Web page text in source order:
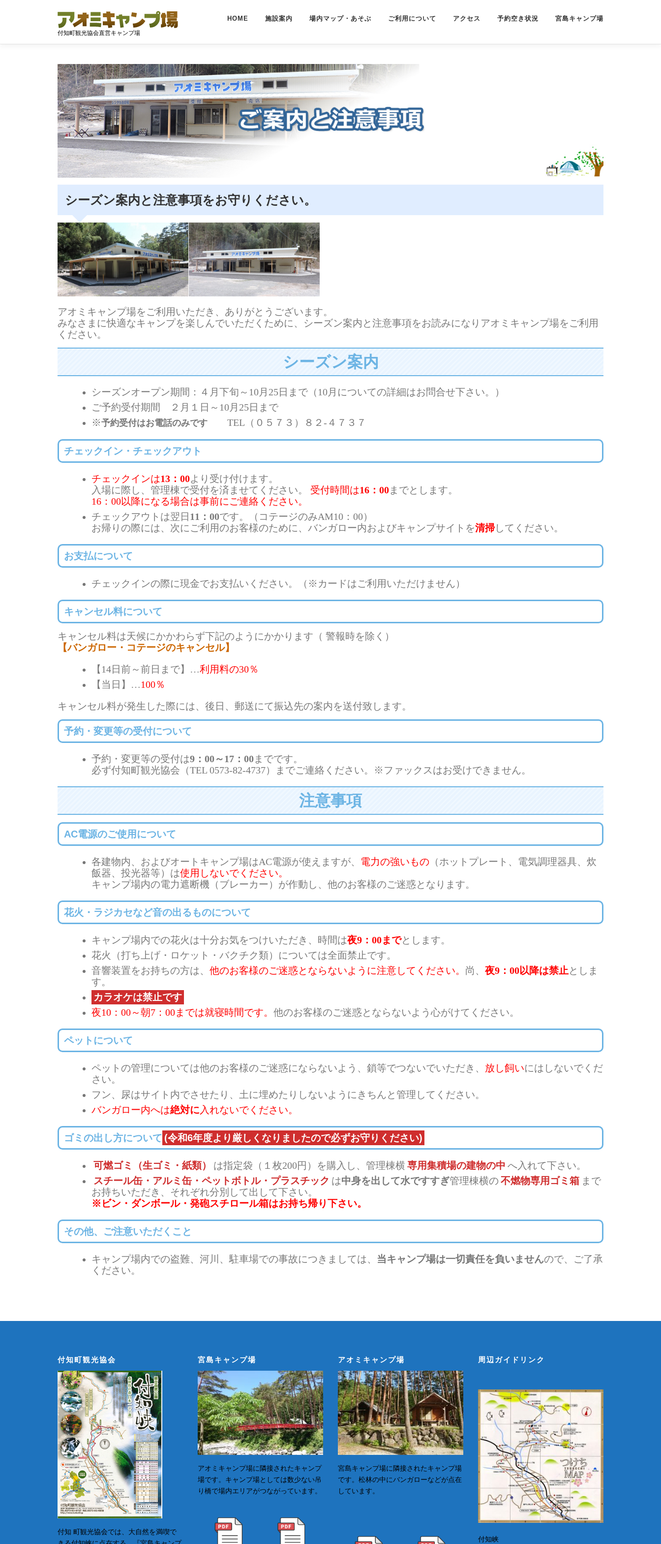
付知町観光協会直営キャンプ場
HOME 施設案内 場内マップ・あそぶ ご利用について アクセス 予約空き状況 宮島キャンプ場
シーズン案内と注意事項をお守りください。
アオミキャンプ場をご利用いただき、ありがとうございます。
みなさまに快適なキャンプを楽しんでいただくために、シーズン案内と注意事項をお読みになりアオミキャンプ場をご利用
ください。
シーズン案内
シーズンオープン期間：４月下旬～10月25日まで（10月についての詳細はお問合せ下さい。）
ご予約受付期間 ２月１日～10月25日まで
※予約受付はお電話のみです TEL （０５７３）８２-４７３７
チェックイン・チェックアウト
チェックインは13：00より受け付けます。
入場に際し、管理棟で受付を済ませてください。 受付時間は16：00までとします。
16：00以降になる場合は事前にご連絡ください。
チェックアウトは翌日 11：00です。（コテージのみAM10：00）
お帰りの際には、次にご利用のお客様のために、バンガロー内およびキャンプサイトを清掃してください。
お支払について
チェックインの際に現金でお支払いください。（※カードはご利用いただけません）
キャンセル料について
キャンセル料は天候にかかわらず下記のようにかかります（ 警報時を除く）
【バンガロー・コテージのキャンセル】
【14日前～前日まで】…利用料の30％
【当日】…100％
キャンセル料が発生した際には、後日、郵送にて振込先の案内を送付致します。
予約・変更等の受付について
予約・変更等の受付は9：00～17：00までです。
必ず付知町観光協会（TEL 0573-82-4737）までご連絡ください。※ファックスはお受けできません。
注意事項
AC電源のご使用について
各建物内、およびオートキャンプ場はAC電源が使えますが、 電力の強いもの （ホットプレート、電気調理器具、炊
飯器、投光器等）は使用しないでください。
キャンプ場内の電力遮断機（ブレーカー）が作動し、他のお客様のご迷惑となります。
花火・ラジカセなど音の出るものについて
キャンプ場内での花火は十分お気をつけいただき、時間は夜9：00までとします。
花火（打ち上げ・ロケット・バクチク類）については全面禁止です。
音響装置をお持ちの方は、 他のお客様のご迷惑とならないように注意してください。 尚、 夜9：00以降は禁止としま
す。
カラオケは禁止です
夜10：00～朝7：00までは就寝時間です。 他のお客様のご迷惑とならないよう心がけてください。
ペットについて
ペットの管理については他のお客様のご迷惑にならないよう、鎖等でつないでいただき、 放し飼いにはしないでくだ
さい。
フン、尿はサイト内でさせたり、土に埋めたりしないようにきちんと管理してください。
バンガロー内へは絶対に入れないでください。
ゴミの出し方について (令和6年度より厳しくなりましたので必ずお守りください)
可燃ゴミ（生ゴミ・紙類） は指定袋（１枚200円）を購入し、管理棟横専用集積場の建物の中 へ入れて下さい。
スチール缶・アルミ缶・ペットボトル・プラスチック は中身を出して水ですすぎ管理棟横の 不燃物専用ゴミ箱 まで
お持ちいただき、それぞれ分別して出して下さい。
※ビン・ダンボール・発砲スチロール箱はお持ち帰り下さい。
その他、ご注意いただくこと
キャンプ場内での盗難、河川、駐車場での事故につきましては、 当キャンプ場は一切責任を負いませんので、ご了承
ください。
付知町観光協会
付知 町観光協会では、大自然を満喫で
宮島キャンプ場
アオミキャンプ場に隣接されたキャンプ
場です。キャンプ場としては数少ない吊
り橋で場内エリアがつながっています。
アオミキャンプ場
宮島キャンプ場に隣接されたキャンプ場
です。松林の中にバンガローなどが点在
しています。
周辺ガイドリンク
付知峡